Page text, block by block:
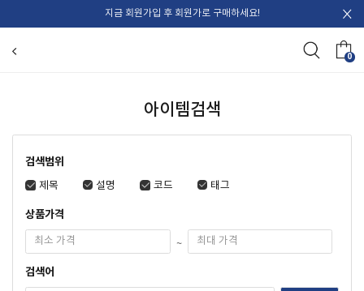
지금 회원가입 후 회원가로 구매하세요!
0
아이템검색
검색범위
제목 설명 코드 태그
상품가격
~
검색어